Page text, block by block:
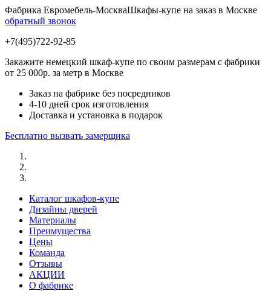
Фабрика Евромебель-МоскваШкафы-купе на заказ в Москве
обратный звонок
+7(495)722-92-85
Закажите немецкий шкаф-купе по своим размерам с фабрики
от 25 000р. за метр в Москве
Заказ на фабрике без посредников
4-10 дней срок изготовления
Доставка и установка в подарок
Бесплатно вызвать замерщика
Каталог шкафов-купе
Дизайны дверей
Материалы
Преимущества
Цены
Команда
Отзывы
АКЦИИ
О фабрике